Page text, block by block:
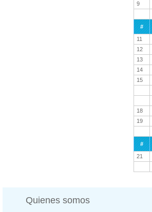
9
#
11
12
13
14
15
18
19
#
21
Quienes somos